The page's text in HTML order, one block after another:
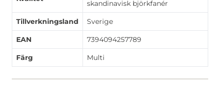
skandinavisk björkfanér
Tillverkningsland Sverige
EAN 7394094257789
Färg Multi